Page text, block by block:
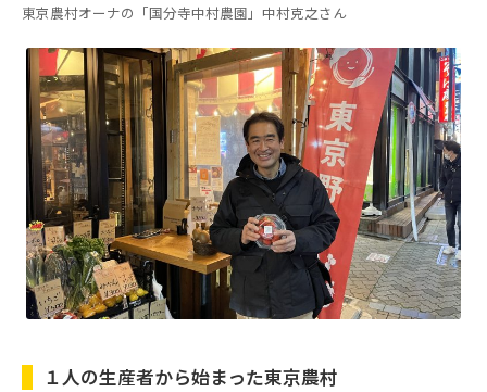
東京農村オーナの「国分寺中村農園」中村克之さん
１人の生産者から始まった東京農村